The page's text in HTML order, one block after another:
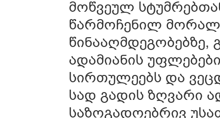
მოწვეულ
წარმოჩენილ
ადამიანის
სირთულეებს და
სად გადის ზღვარი
საზოგადოებრივ